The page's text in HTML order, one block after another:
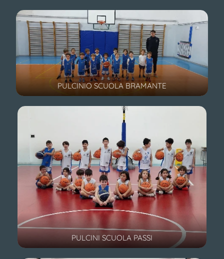
PULCINIO SCUOLA BRAMANTE
PULCINI SCUOLA PASSI